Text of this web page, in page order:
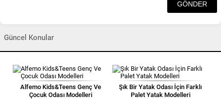
Güncel Konular
Alfemo Kids&Teens Genç Ve
Çocuk Odası Modelleri
Şık Bir Yatak Odası İçin Farklı
Palet Yatak Modelleri